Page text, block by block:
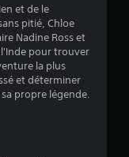
1
é
v
et de le
pitié, Chloe
Nadine Ross et
pour trouver
la plus
et déterminer
propre légende.